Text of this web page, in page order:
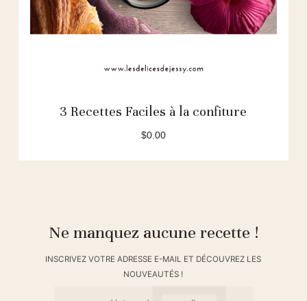
3 Recettes Faciles à la confiture
$0.00
Ne manquez aucune recette !
INSCRIVEZ VOTRE ADRESSE E-MAIL ET DÉCOUVREZ LES
NOUVEAUTÉS !